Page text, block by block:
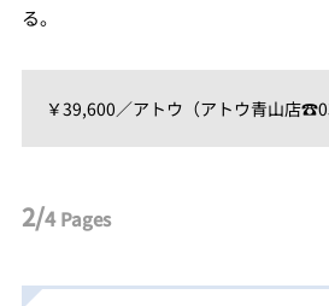
る。
￥39,600／アトウ（アトウ青山店
2/4Pages